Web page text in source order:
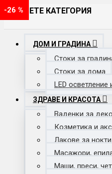
ИЗБЕРЕТЕ КАТЕГОРИЯ
ДОМ И ГРАДИНА
Стоки за
Стоки за дома
LED
ЗДРАВЕ И КРАСОТА
Ваденки за
Козметика и
Лакове за нокти
Масажори,
Маши, преси,
-25 %
-25 %
-14 %
-26 %
-26 %
-25 %
-26 %
-28 %
-42 %
-26 %
-26 %